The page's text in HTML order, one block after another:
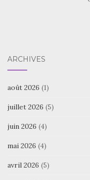
ARCHIVES
août 2026 (1)
juillet 2026 (5)
juin 2026 (4)
mai 2026 (4)
avril 2026 (5)